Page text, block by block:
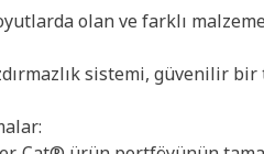
olan ve farklı
sistemi, güvenilir bir